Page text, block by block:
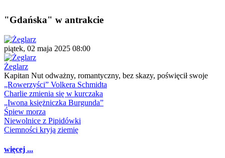
"Gdańska" w antrakcie
piątek, 02 maja 2025 08:00
Żeglarz
Kapitan Nut odważny, romantyczny, bez skazy, poświęcił swoje
„Rowerzyści” Volkera Schmidta
Charlie zmienia się w kurczaka
„Iwona księżniczka Burgunda”
Śpiew morza
Niewolnice z Pipidówki
Ciemności kryją ziemię
więcej ...